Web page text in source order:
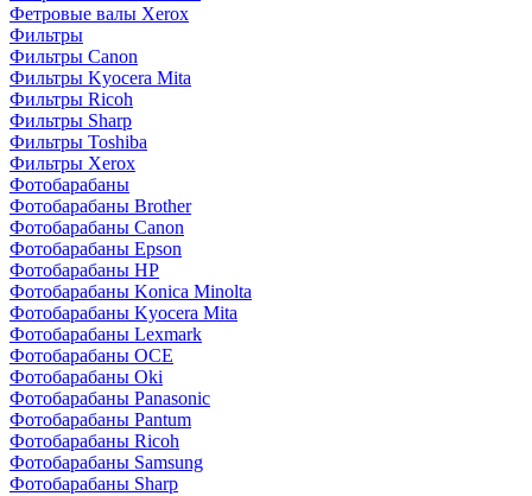
Фетровые валы Xerox
Фильтры
Фильтры Canon
Фильтры Kyocera Mita
Фильтры Ricoh
Фильтры Sharp
Фильтры Toshiba
Фильтры Xerox
Фотобарабаны
Фотобарабаны Brother
Фотобарабаны Canon
Фотобарабаны Epson
Фотобарабаны HP
Фотобарабаны Konica Minolta
Фотобарабаны Kyocera Mita
Фотобарабаны Lexmark
Фотобарабаны OCE
Фотобарабаны Oki
Фотобарабаны Panasonic
Фотобарабаны Pantum
Фотобарабаны Ricoh
Фотобарабаны Samsung
Фотобарабаны Sharp